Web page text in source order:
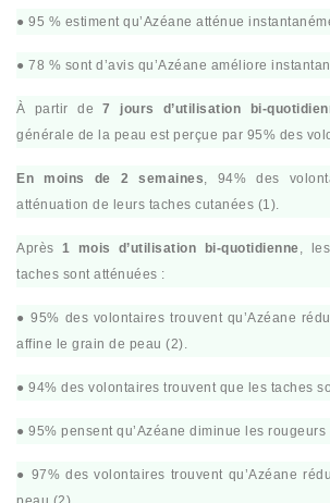
● 95 % estiment qu’Azéane atténue
● 78 % sont d’avis qu’Azéane améliore
À partir de 7 jours d’utilisation bi-
générale de la peau est perçue par 95% des
En moins de 2 semaines, 94% des
atténuation de leurs taches cutanées (1).
Après 1 mois d’utilisation bi-quotidienne,
taches sont atténuées :
● 95% des volontaires trouvent qu’Azéane
affine le grain de peau (2).
● 94% des volontaires trouvent que les taches
● 95% pensent qu’Azéane diminue les rougeurs
● 97% des volontaires trouvent qu’Azéane